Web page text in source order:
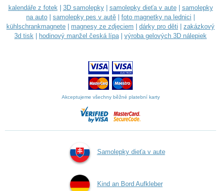
kalendáře z fotek| 3D samolepky| samolepky dieťa v aute| samolepky
na auto
samolepky pes v autě foto magnetky na lednici
kühlschrankmagnete
magnesy ze zdjęciem dárky pro děti
zakázkový
3d tisk
hodinový manžel česká lípa| výroba gelových 3D nálepiek
Akceptujeme všechny běžné platební karty
Samolepky dieťa v aute
Kind an Bord Aufkleber